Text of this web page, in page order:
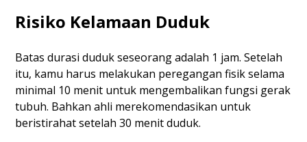
Risiko Kelamaan Duduk
Batas durasi duduk seseorang adalah 1 jam. Setelah
itu, kamu harus melakukan peregangan fisik selama
minimal 10 menit untuk mengembalikan fungsi gerak
tubuh. Bahkan ahli merekomendasikan untuk
beristirahat setelah 30 menit duduk.